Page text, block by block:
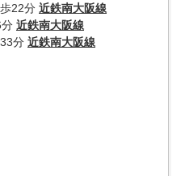
22分 近鉄南大阪線
近鉄南大阪線
分 近鉄南大阪線